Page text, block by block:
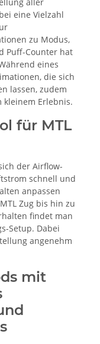
eine Vielzahl
zu Modus,
Puff-Counter hat
eines
die sich
lassen, zudem
kleinem Erlebnis.
für MTL
der Airflow-
schnell und
anpassen
Zug bis hin zu
findet man
Setup. Dabei
angenehm
mit